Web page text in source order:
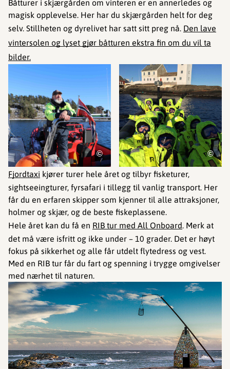
Båtturer i skjærgården om vinteren er en annerledes og
magisk opplevelse. Her har du skjærgården helt for deg
selv. Stillheten og dyrelivet har satt sitt preg nå. Den lave
vintersolen og lyset gjør båtturen ekstra fin om du vil ta
bilder.
© ©
Fjordtaxi kjører turer hele året og tilbyr fisketurer,
sightseeingturer, fyrsafari i tillegg til vanlig transport. Her
får du en erfaren skipper som kjenner til alle attraksjoner,
holmer og skjær, og de beste fiskeplassene.
Hele året kan du få en RIB tur med All Onboard. Merk at
det må være isfritt og ikke under – 10 grader. Det er høyt
fokus på sikkerhet og alle får utdelt flytedress og vest.
Med en RIB tur får du fart og spenning i trygge omgivelser
med nærhet til naturen.